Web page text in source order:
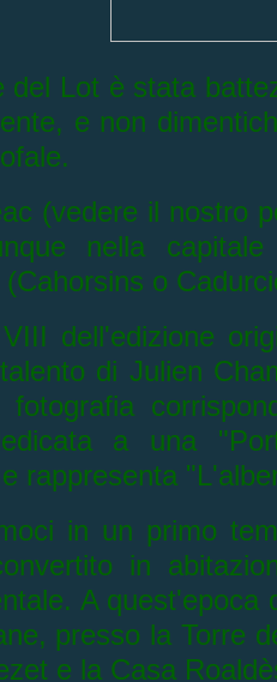
del Lot è stata
e non
(vedere il nostro
nella
o
dell'edizione
di Julien
a una
rappresenta
in un primo
in
A quest'epoca
presso la Torre
e la Casa